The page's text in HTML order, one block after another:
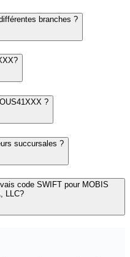
branches ?
?
succursales ?
code SWIFT pour MOBIS
LLC?